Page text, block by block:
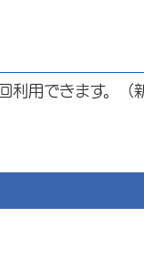
用できます。（